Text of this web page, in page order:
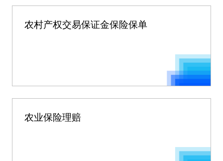
农村产权交易保证金保险保单
农业保险理赔